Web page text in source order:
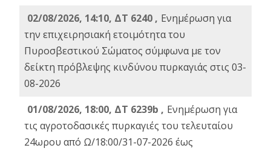
02/08/2026, 14:10, ΔΤ 6240 , Ενημέρωση για
την επιχειρησιακή ετοιμότητα του
Πυροσβεστικού Σώματος σύμφωνα με τον
δείκτη πρόβλεψης κινδύνου πυρκαγιάς στις 03-
08-2026
01/08/2026, 18:00, ΔΤ 6239b , Ενημέρωση για
τις αγροτοδασικές πυρκαγιές του τελευταίου
24ωρου από Ω/18:00/31-07-2026 έως